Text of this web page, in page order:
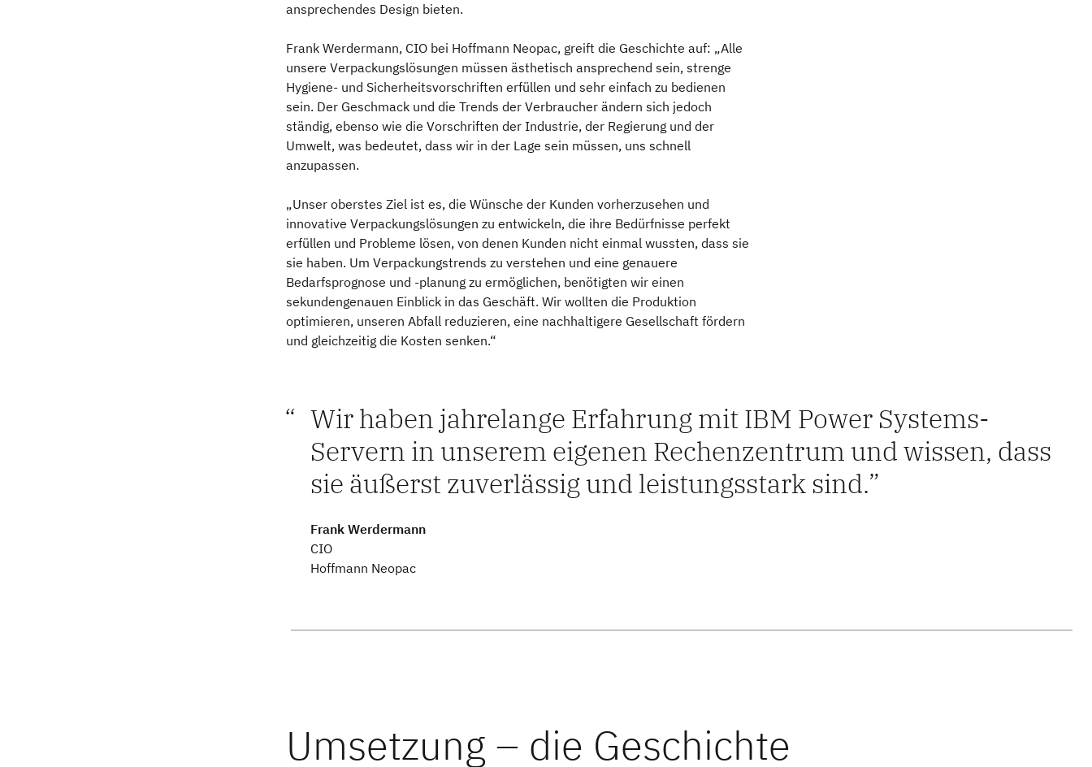
ansprechendes Design bieten.
Frank Werdermann, CIO bei Hoffmann Neopac, greift die Geschichte auf: „Alle
unsere Verpackungslösungen müssen ästhetisch ansprechend sein, strenge
Hygiene- und Sicherheitsvorschriften erfüllen und sehr einfach zu bedienen
sein. Der Geschmack und die Trends der Verbraucher ändern sich jedoch
ständig, ebenso wie die Vorschriften der Industrie, der Regierung und der
Umwelt, was bedeutet, dass wir in der Lage sein müssen, uns schnell
anzupassen.
„Unser oberstes Ziel ist es, die Wünsche der Kunden vorherzusehen und
innovative Verpackungslösungen zu entwickeln, die ihre Bedürfnisse perfekt
erfüllen und Probleme lösen, von denen Kunden nicht einmal wussten, dass sie
sie haben. Um Verpackungstrends zu verstehen und eine genauere
Bedarfsprognose und -planung zu ermöglichen, benötigten wir einen
sekundengenauen Einblick in das Geschäft. Wir wollten die Produktion
optimieren, unseren Abfall reduzieren, eine nachhaltigere Gesellschaft fördern
und gleichzeitig die Kosten senken.“
Wir haben jahrelange Erfahrung mit IBM Power Systems-
Servern in unserem eigenen Rechenzentrum und wissen, dass
sie äußerst zuverlässig und leistungsstark sind.
Frank Werdermann
CIO
Hoffmann Neopac